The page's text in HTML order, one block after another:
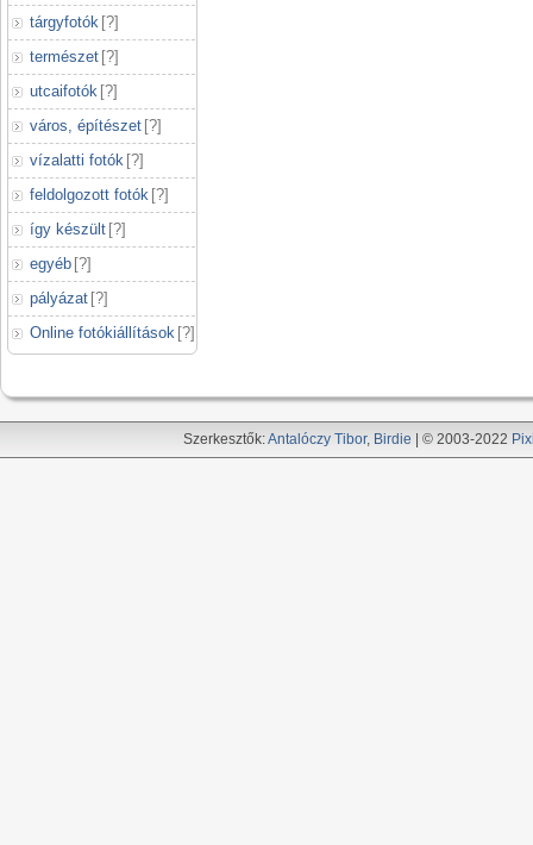
tárgyfotók [?]
természet [?]
utcaifotók [?]
város, építészet [?]
vízalatti fotók [?]
feldolgozott fotók [?]
így készült [?]
egyéb [?]
pályázat [?]
Online fotókiállítások [?]
Szerkesztők:Antalóczy Tibor, Birdie | © 2003-2022